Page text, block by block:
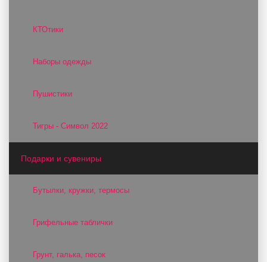
КТОтики
Наборы одежды
Пушистики
Тигры - Символ 2022
Подарки и сувениры
Бутылки, кружки, термосы
Грифельные таблички
Грунт, галька, песок